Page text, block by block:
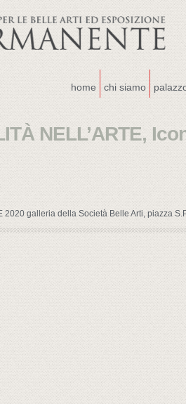
home chi siamo
NELL’ARTE,
2020 galleria della Società Belle Arti, piazza